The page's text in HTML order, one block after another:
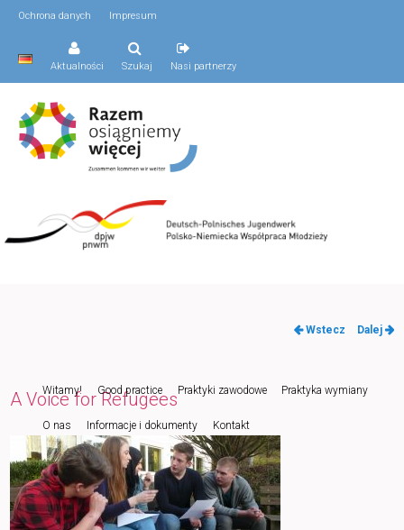
Ochrona danych Impresum
Aktualności Szukaj Nasi partnerzy
główne
Przeskocz
do
tekstu
Witamy! Good practice Praktyki zawodowe Praktyka wymiany
O nas Informacje i dokumenty Kontakt
Nawigacja
Wstecz Dalej
A Voice for Refugees